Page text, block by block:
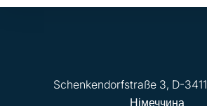
Schenkendorfstraße 3, D-